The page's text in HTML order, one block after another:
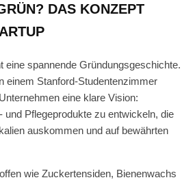
DAS KONZEPT
eine spannende Gründungsgeschichte.
einem Stanford-Studentenzimmer
eine klare Vision:
und Pflegeprodukte zu entwickeln, die
auskommen und auf bewährten
wie Zuckertensiden, Bienenwachs